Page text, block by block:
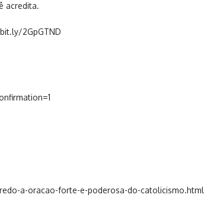
acredita.
bit.ly/2GpGTND
a-oracao-forte-e-poderosa-do-catolicismo.html